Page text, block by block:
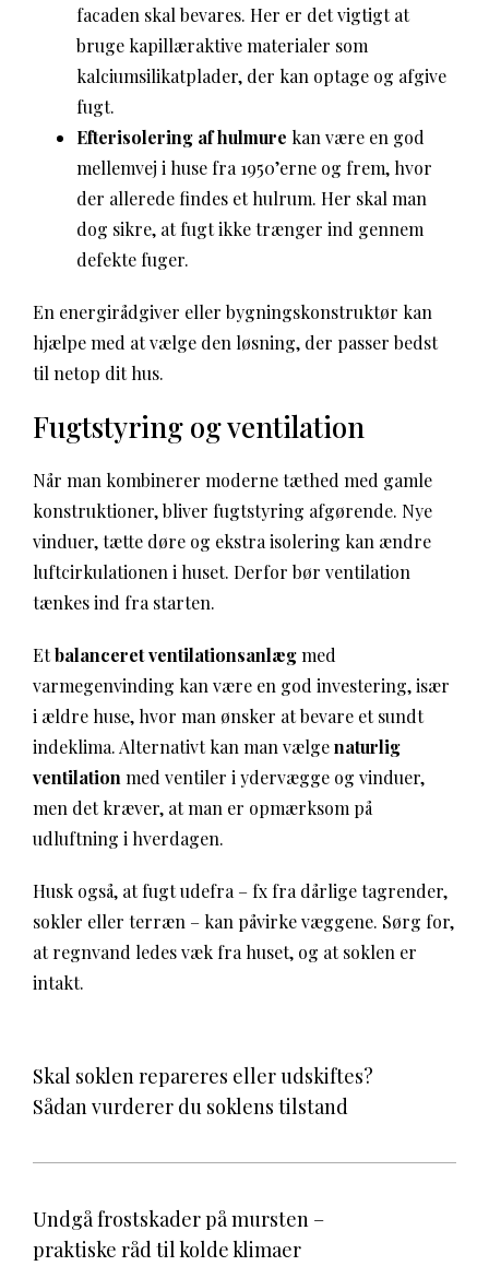
facaden skal bevares. Her er det vigtigt at
bruge kapillæraktive materialer som
kalciumsilikatplader, der kan optage og afgive
fugt.
Efterisolering af hulmure kan være en god
mellemvej i huse fra 1950’erne og frem, hvor
der allerede findes et hulrum. Her skal man
dog sikre, at fugt ikke trænger ind gennem
defekte fuger.
En energirådgiver eller bygningskonstruktør kan
hjælpe med at vælge den løsning, der passer bedst
til netop dit hus.
Fugtstyring og ventilation
Når man kombinerer moderne tæthed med gamle
konstruktioner, bliver fugtstyring afgørende. Nye
vinduer, tætte døre og ekstra isolering kan ændre
luftcirkulationen i huset. Derfor bør ventilation
tænkes ind fra starten.
Etbalanceret ventilationsanlægmed
varmegenvinding kan være en god investering, især
i ældre huse, hvor man ønsker at bevare et sundt
indeklima. Alternativt kan man vælgenaturlig
ventilation med ventiler i ydervægge og vinduer,
men det kræver, at man er opmærksom på
udluftning i hverdagen.
Husk også, at fugt udefra – fx fra dårlige tagrender,
sokler eller terræn – kan påvirke væggene. Sørg for,
at regnvand ledes væk fra huset, og at soklen er
intakt.
Skal soklen repareres eller udskiftes?
Sådan vurderer du soklens tilstand
Undgå frostskader på mursten –
praktiske råd til kolde klimaer